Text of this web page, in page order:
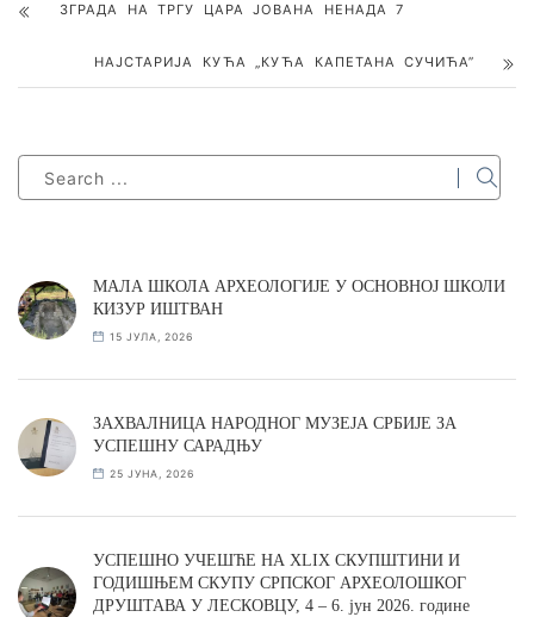
ЗГРАДА НА ТРГУ ЦАРА ЈОВАНА НЕНАДА 7
НАЈСТАРИЈА КУЋА „КУЋА КАПЕТАНА СУЧИЋА”
МАЛА ШКОЛА АРХЕОЛОГИЈЕ У ОСНОВНОЈ ШКОЛИ
КИЗУР ИШТВАН
15 ЈУЛА, 2026
ЗАХВАЛНИЦА НАРОДНОГ МУЗЕЈА СРБИЈЕ ЗА
УСПЕШНУ САРАДЊУ
25 ЈУНА, 2026
УСПЕШНО УЧЕШЋЕ НА XLIX СКУПШТИНИ И
ГОДИШЊЕМ СКУПУ СРПСКОГ АРХЕОЛОШКОГ
ДРУШТАВА У ЛЕСКОВЦУ, 4 – 6. јун 2026. године